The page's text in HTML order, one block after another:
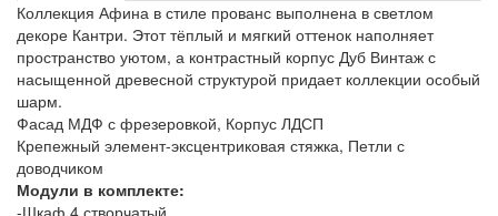
Коллекция Афина в стиле прованс выполнена в светлом
декоре Кантри. Этот тёплый и мягкий оттенок наполняет
пространство уютом, а контрастный корпус Дуб Винтаж с
насыщенной древесной структурой придает коллекции особый
шарм.
Фасад МДФ с фрезеровкой, Корпус ЛДСП
Крепежный элемент-эксцентриковая стяжка, Петли с
доводчиком
Модули в комплекте:
-Шкаф 4 створчатый